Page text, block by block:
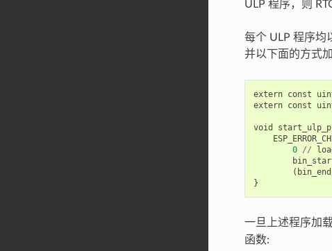
ULP 程序，则
每个 ULP 程序均
并以下面的方式
extern const
extern const
void
0 //
( bin_end
}
一旦上述程序加
函数: